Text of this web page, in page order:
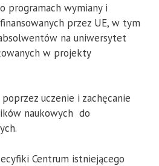
programach wymiany i
przez UE, w tym
na uniwersytet
w projekty
uczenie i zachęcanie
naukowych do
Centrum istniejącego